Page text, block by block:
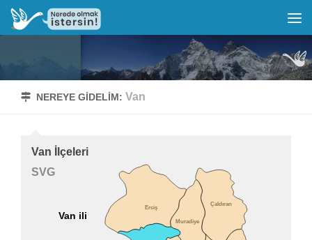
NEREYE GIDELIM: Van
Van İlçeleri
SVG